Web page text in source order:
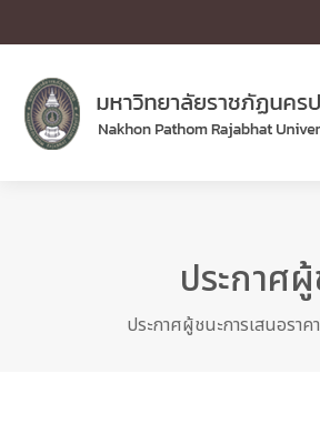
ประกาศ
ประกาศผู้ชนะการเสนอราค